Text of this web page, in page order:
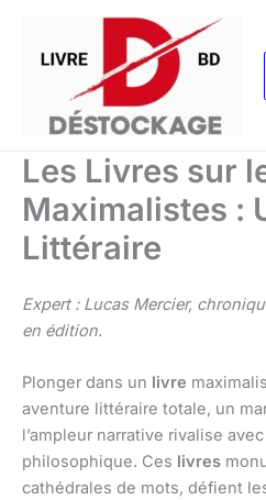
contenu
Les Livres sur
Maximalistes :
Littéraire
Expert : Lucas Mercier,
en édition.
Plonger dans un livre
aventure littéraire totale, un
l’ampleur narrative rivalise
philosophique. Ces livres
cathédrales de mots, défient